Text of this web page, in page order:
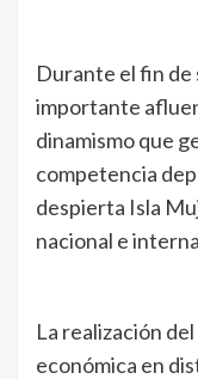
Durante el fin de
importante
dinamismo que
competencia
despierta Isla
nacional e
La realización
económica en